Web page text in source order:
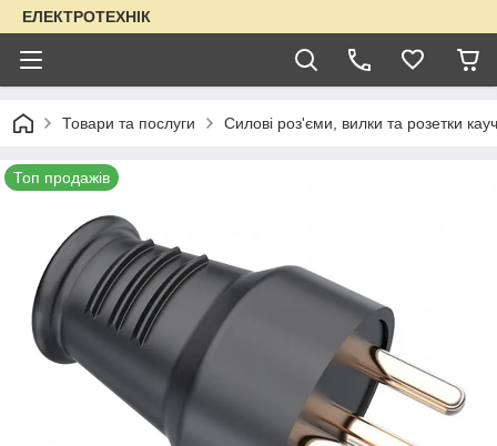
ЕЛЕКТРОТЕХНІК
Товари та послуги Силові роз'єми, вилки та розетки
Топ продажів